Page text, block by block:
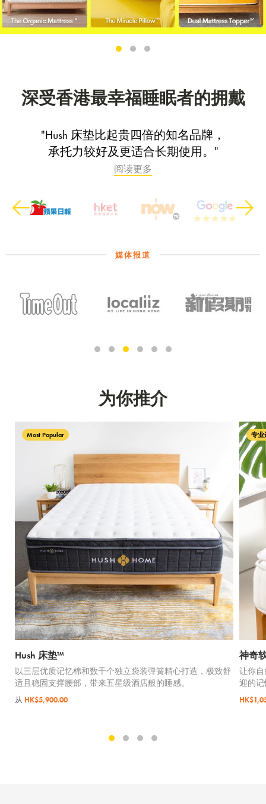
深受香港最幸福睡眠者的拥戴
"Hush 床垫比起贵四倍的知名品牌，
承托力较好及更适合长期使用。"
阅读更多
Previous Next
媒体报道
为你推介
Most Popular
Hush 床垫™
以三层优质记忆棉和数千个独立袋装弹簧精心打造，极致舒
适且稳固支撑腰部，带来五星级酒店般的睡感。
从 HK$5,900.00
专业
神奇
让你
迎的